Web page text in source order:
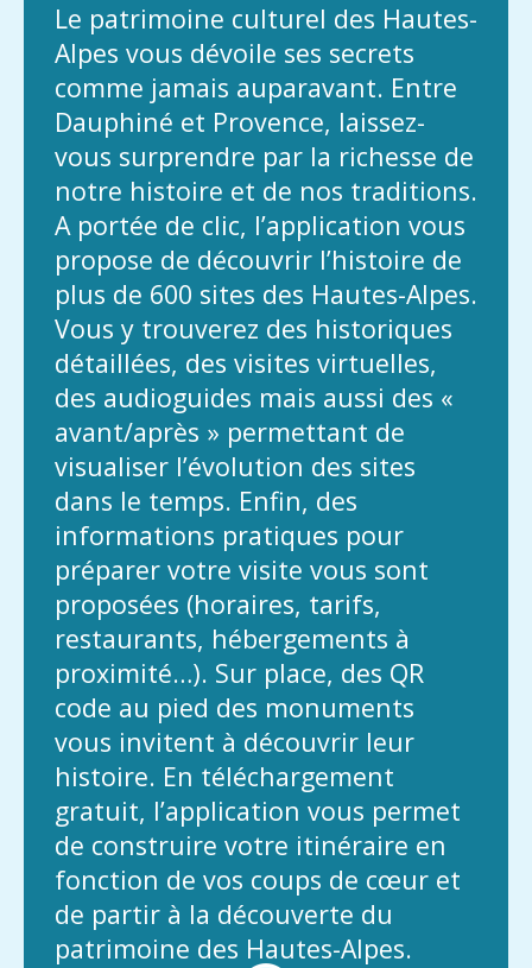
Le patrimoine culturel des Hautes-
Alpes vous dévoile ses secrets
comme jamais auparavant. Entre
Dauphiné et Provence, laissez-
vous surprendre par la richesse de
notre histoire et de nos traditions.
A portée de clic, l’application vous
propose de découvrir l’histoire de
plus de 600 sites des Hautes-Alpes.
Vous y trouverez des historiques
détaillées, des visites virtuelles,
des audioguides mais aussi des «
avant/après » permettant de
visualiser l’évolution des sites
dans le temps. Enfin, des
informations pratiques pour
préparer votre visite vous sont
proposées (horaires, tarifs,
restaurants, hébergements à
proximité…). Sur place, des QR
code au pied des monuments
vous invitent à découvrir leur
histoire. En téléchargement
gratuit, l’application vous permet
de construire votre itinéraire en
fonction de vos coups de cœur et
de partir à la découverte du
patrimoine des Hautes-Alpes.